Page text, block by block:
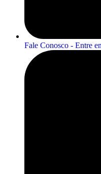
Fale Conosco - Entre